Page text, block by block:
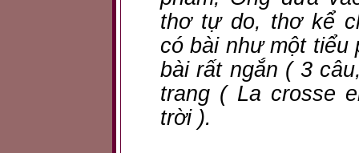
thơ tự do, thơ kể
có bài như một tiểu
bài rất ngắn ( 3
trang ( La crosse
trời ).